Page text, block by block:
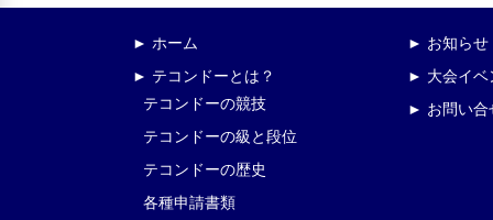
► ホーム
► テコンドーとは？
テコンドーの競技
テコンドーの級と段位
テコンドーの歴史
各種申請書類
► お知らせ
► 大会イベ
► お問い合